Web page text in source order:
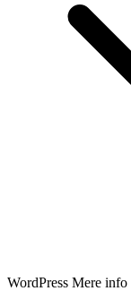
WordPress Mere info